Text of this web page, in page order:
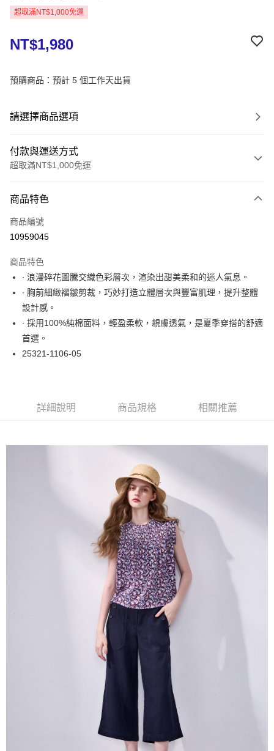
超取滿NT$1,000免運
NT$1,980
預購商品：預計 5 個工作天出貨
請選擇商品選項
付款與運送方式
超取滿NT$1,000免運
信用卡一次付款
超商取貨付款
Apple Pay
悠遊付
大哥付你分期
相關說明
1.本服務由台灣大哥大提供，台灣大哥大用戶可立即使用無須另外申請。
3.實際核准額度、可分期數及費用金額請依後續交易確認頁面所載為準。
4.訂單成立30分鐘內，如未前往確認交易或遇審核未通過，訂單將自動取
【繳款方式說明】
2.透過簡訊連結打開帳單後，可選擇「超商條碼／台灣大直營門市／銀行轉
帳／街口支付／iPASS MONEY」等通路繳費。
1.本服務係由「台灣大哥大股份有限公司」（以下簡稱本公司）所提供，讓
用戶於交易時，得透過本服務購買商品或服務，並由商店將買賣／分期付款
買賣價金債權讓與本公司後，依約使用本公司帳單繳交帳款。
2.基於同意付款使用「大哥付你分期」之契約關係目的，商店將以您的個人
資料（包含姓名、電話或地址）提供予台灣大哥大進項蒐集、處理及利用，
由本公司與您本人進行分期帳單所需資料之確認、核對及更正。
3.完整用戶服務條款，請詳閱以下連結：https://oppay.tw/userRule
ATM付款
全家取貨付款
付款後全家取貨
每筆NT$60，滿NT$1,000(含以上)免運費
每筆NT$60，滿NT$1,000(含以上)免運費
每筆NT$60，滿NT$1,000(含以上)免運費
每筆NT$80，滿NT$1,000(含以上)免運費
商品特色
商品編號
10959045
商品特色
∙ 浪漫碎花圖騰交織色彩層次，渲染出甜美柔和的迷人氣息。
∙ 胸前細緻褶皺剪裁，巧妙打造立體層次與豐富肌理，提升整體
設計感。
∙ 採用100%純棉面料，輕盈柔軟，親膚透氣，是夏季穿搭的舒適
首選。
25321-1106-05
詳細說明 商品規格 相關推薦